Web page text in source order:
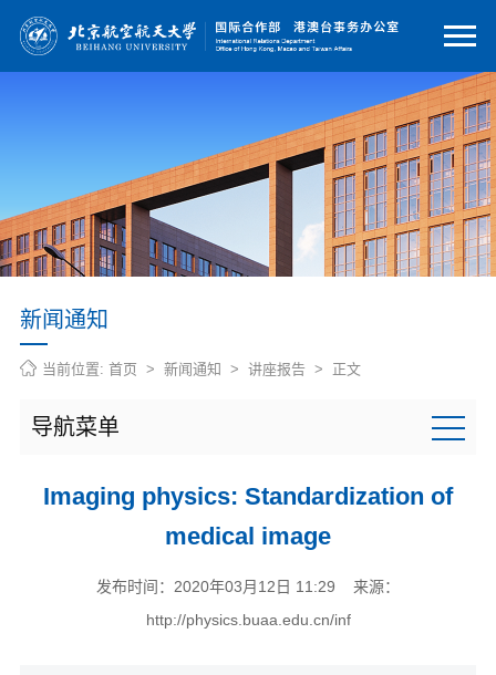
新闻通知
当前位置: 首页 > 新闻通知 > 讲座报告> 正文
导航菜单
Imaging physics: Standardization of
medical image
发布时间：2020年03月12日 11:29 来源：
http://physics.buaa.edu.cn/inf